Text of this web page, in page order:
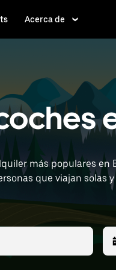
Acerca de
más populares
que viajan solas
cerca de ti.